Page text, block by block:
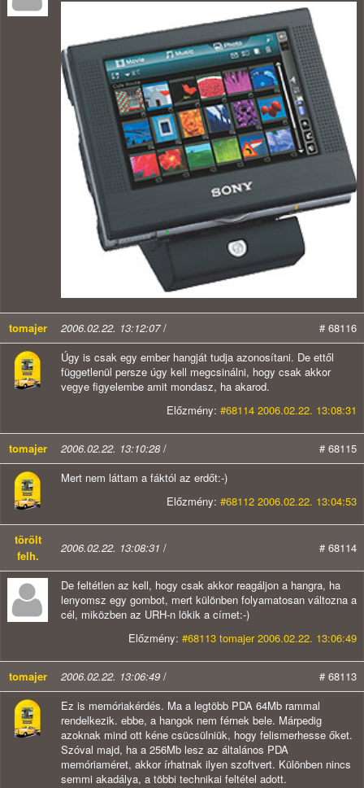
tomajer 2006.02.22. 13:12:07/
# 68116
Úgy is csak egy ember hangját tudja azonosítani. De ettől
függetlenül persze úgy kell megcsinálni, hogy csak akkor
vegye figyelembe amit mondasz, ha akarod.
Előzmény: #68114 2006.02.22. 13:08:31
tomajer 2006.02.22. 13:10:28 /
# 68115
Mert nem láttam a fáktól az erdőt:-)
Előzmény: #68112 2006.02.22. 13:04:53
törölt
felh.
2006.02.22. 13:08:31 / # 68114
De feltétlen az kell, hogy csak akkor reagáljon a hangra, ha
lenyomsz egy gombot, mert különben folyamatosan változna a
cél, miközben az URH-n lökik a címet:-)
Előzmény: #68113 tomajer 2006.02.22. 13:06:49
tomajer 2006.02.22. 13:06:49 /
# 68113
Ez is memóriakérdés. Ma a legtöbb PDA 64Mb rammal
rendelkezik. ebbe, a hangok nem férnek bele. Márpedig
azoknak mind ott kéne csücsülniük, hogy felismerhesse őket.
Szóval majd, ha a 256Mb lesz az általános PDA
memóriaméret, akkor írhatnak ilyen szoftvert. Különben nincs
semmi akadálya, a többi technikai feltétel adott.